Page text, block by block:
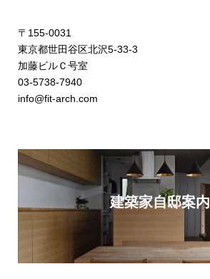
〒155-0031
東京都世田谷区北沢5-33-3
加藤ビルＣ号室
03-5738-7940
info@fit-arch.com
建築家自邸案内